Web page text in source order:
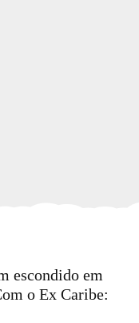
escondido em
o Ex Caribe: